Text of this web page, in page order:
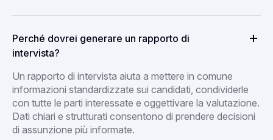
Perché dovrei generare un rapporto di
intervista?
Un rapporto di intervista aiuta a mettere in comune
informazioni standardizzate sui candidati, condividerle
con tutte le parti interessate e oggettivare la valutazione.
Dati chiari e strutturati consentono di prendere decisioni
di assunzione più informate.